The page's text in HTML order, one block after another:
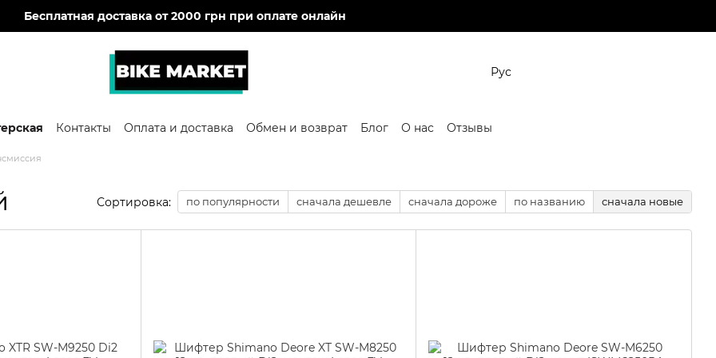
Бесплатная доставка от 2000 грн при оплате онлайн
Рус
Контакты Оплата и доставка Обмен и возврат Блог О нас Отзывы
Сортировка: по популярности сначала дешевле сначала дороже по названию сначала новые